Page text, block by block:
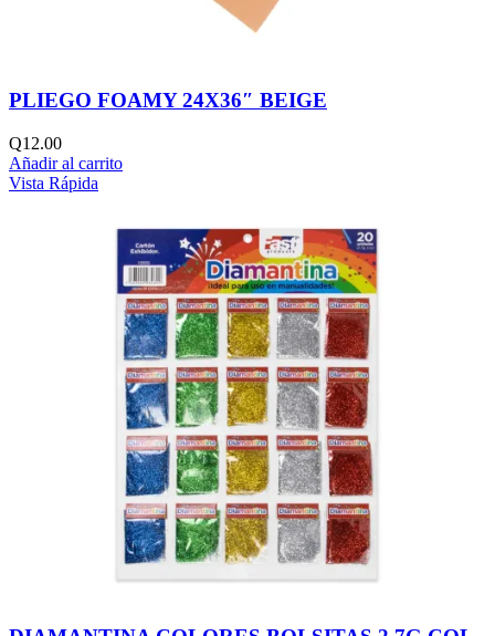
PLIEGO FOAMY 24X36″ BEIGE
Q12.00
Añadir al carrito
Vista Rápida